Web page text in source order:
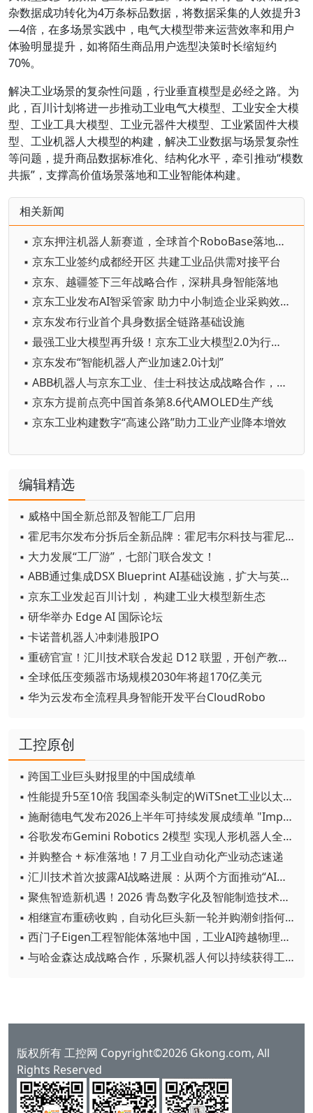
杂数据成功转化为4万条标品数据，将数据采集的人效提升3
—4倍，在多场景实践中，电气大模型带来运营效率和用户
体验明显提升，如将陌生商品用户选型决策时长缩短约
70%。
解决工业场景的复杂性问题，行业垂直模型是必经之路。为
此，百川计划将进一步推动工业电气大模型、工业安全大模
型、工业工具大模型、工业元器件大模型、工业紧固件大模
型、工业机器人大模型的构建，解决工业数据与场景复杂性
等问题，提升商品数据标准化、结构化水平，牵引推动“模数
共振”，支撑高价值场景落地和工业智能体构建。
相关新闻
▪ 京东押注机器人新赛道，全球首个RoboBase落地广州黄埔
▪ 京东工业签约成都经开区 共建工业品供需对接平台
▪ 京东、越疆签下三年战略合作，深耕具身智能落地
▪ 京东工业发布AI智采管家 助力中小制造企业采购效率提高60%
▪ 京东发布行业首个具身数据全链路基础设施
▪ 最强工业大模型再升级！京东工业大模型2.0为行业打造AI专家
▪ 京东发布“智能机器人产业加速2.0计划”
▪ ABB机器人与京东工业、佳士科技达成战略合作，以DTC创新模式共塑焊接机器人产业新生态
▪ 京东方提前点亮中国首条第8.6代AMOLED生产线
▪ 京东工业构建数字“高速公路”助力工业产业降本增效
编辑精选
▪ 威格中国全新总部及智能工厂启用
▪ 霍尼韦尔发布分拆后全新品牌：霍尼韦尔科技与霍尼韦尔航空航天
▪ 大力发展“工厂游”，七部门联合发文！
▪ ABB通过集成DSX Blueprint AI基础设施，扩大与英伟达的合作
▪ 京东工业发起百川计划， 构建工业大模型新生态
▪ 研华举办 Edge AI 国际论坛
▪ 卡诺普机器人冲刺港股IPO
▪ 重磅官宣！汇川技术联合发起 D12 联盟，开创产教融合新范式
▪ 全球低压变频器市场规模2030年将超170亿美元
▪ 华为云发布全流程具身智能开发平台CloudRobo
工控原创
▪ 跨国工业巨头财报里的中国成绩单
▪ 性能提升5至10倍 我国牵头制定的WiTSnet工业以太网国际标准正式发布
▪ 施耐德电气发布2026上半年可持续发展成绩单 "Impact 2030"路线图开局稳健
▪ 谷歌发布Gemini Robotics 2模型 实现人形机器人全身智能控制突破
▪ 并购整合 + 标准落地！7 月工业自动化产业动态速递
▪ 汇川技术首次披露AI战略进展：从两个方面推动“AI业务化”落地
▪ 聚焦智造新机遇！2026 青岛数字化及智能制造技术论坛圆满落幕
▪ 相继宣布重磅收购，自动化巨头新一轮并购潮剑指何方？
▪ 西门子Eigen工程智能体落地中国，工业AI跨越物理世界“确定性”拐点
▪ 与哈金森达成战略合作，乐聚机器人何以持续获得工业巨头青睐？
版权所有 工控网 Copyright©2026 Gkong.com, All
Rights Reserved